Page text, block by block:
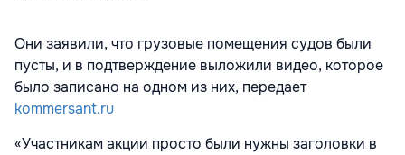
Они заявили, что грузовые помещения судов были
пусты, и в подтверждение выложили видео, которое
было записано на одном из них, передает
kommersant.ru
«Участникам акции просто были нужны заголовки в